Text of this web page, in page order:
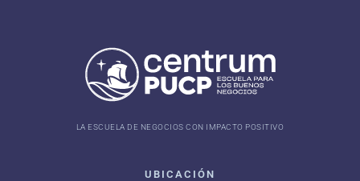
LA ESCUELA DE NEGOCIOS CON IMPACTO POSITIVO
UBICACIÓN